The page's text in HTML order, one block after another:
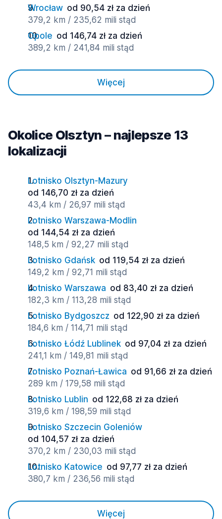
Wrocław od 90,54 zł za dzień
379,2 km / 235,62 mili stąd
Opole od 146,74 zł za dzień
389,2 km / 241,84 mili stąd
Więcej
Okolice Olsztyn – najlepsze 13
lokalizacji
Lotnisko Olsztyn-Mazury
od 146,70 zł za dzień
43,4 km / 26,97 mili stąd
Lotnisko Warszawa-Modlin
od 144,54 zł za dzień
148,5 km / 92,27 mili stąd
Lotnisko Gdańsk od 119,54 zł za dzień
149,2 km / 92,71 mili stąd
Lotnisko Warszawa od 83,40 zł za dzień
182,3 km / 113,28 mili stąd
Lotnisko Bydgoszcz od 122,90 zł za dzień
184,6 km / 114,71 mili stąd
Lotnisko Łódź Lublinek od 97,04 zł za dzień
241,1 km / 149,81 mili stąd
Lotnisko Poznań-Ławica od 91,66 zł za dzień
289 km / 179,58 mili stąd
Lotnisko Lublin od 122,68 zł za dzień
319,6 km / 198,59 mili stąd
Lotnisko Szczecin Goleniów
od 104,57 zł za dzień
370,2 km / 230,03 mili stąd
Lotnisko Katowice od 97,77 zł za dzień
380,7 km / 236,56 mili stąd
Więcej